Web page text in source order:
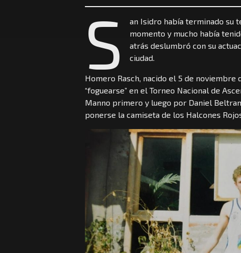
S
an Isidro había terminado su
momento y mucho había
atrás deslumbró con su
ciudad.
Homero Rasch, nacido el 5 de noviembre
“foguearse” en el Torneo Nacional de
Manno primero y luego por Daniel
ponerse la camiseta de los Halcones